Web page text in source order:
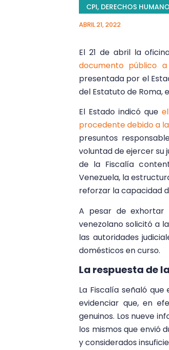
CPI, DERECHOS
ABRIL 21, 2022
El 21 de abril la
documento público
presentada por el
del Estatuto de Roma,
El Estado indicó que
procedente debido a
presuntos
voluntad de ejercer su
de la Fiscalía
Venezuela, la
reforzar la capacidad
A pesar de exhortar
venezolano solicitó a
las autoridades
domésticos en curso.
La respuesta de
La Fiscalía señaló
evidenciar que, en
genuinos. Los nueve
los mismos que envió
y considerados